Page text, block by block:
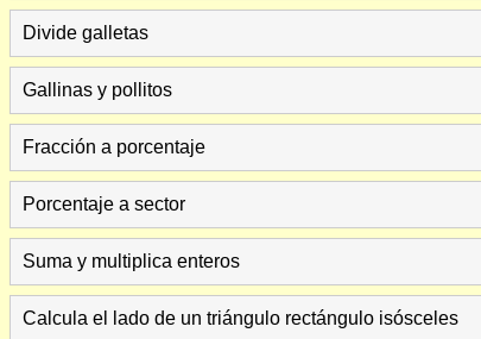
Divide galletas
Gallinas y pollitos
Fracción a porcentaje
Porcentaje a sector
Suma y multiplica enteros
Calcula el lado de un triángulo rectángulo isósceles